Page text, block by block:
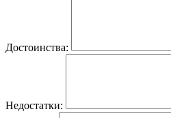
Достоинства:
Недостатки: